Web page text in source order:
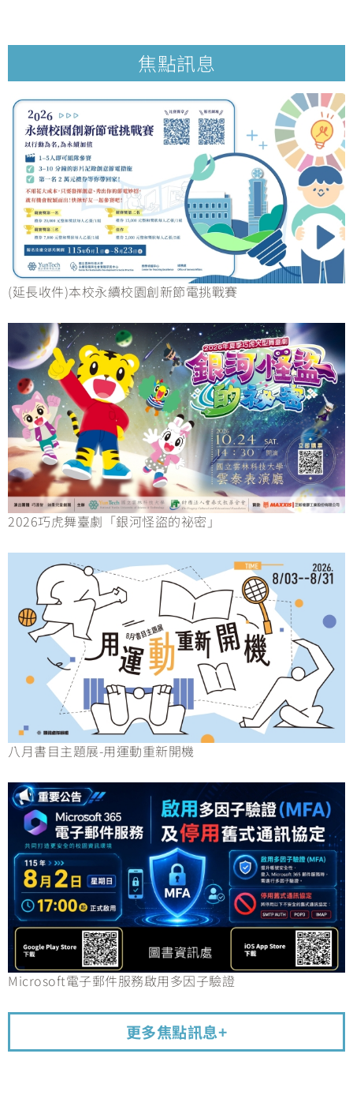
焦點訊息
(延長收件)本校永續校園創新節電挑戰賽
2026巧虎舞臺劇「銀河怪盜的祕密」
八月書目主題展-用運動重新開機
Microsoft電子郵件服務啟用多因子驗證
更多焦點訊息+